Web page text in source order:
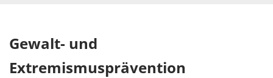
Gewalt- und
Extremismusprävention